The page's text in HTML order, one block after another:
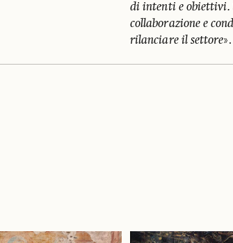
di intenti e obiettivi.
collaborazione e
rilanciare il settore».